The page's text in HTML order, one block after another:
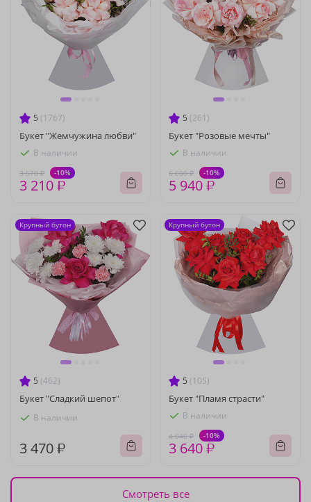
5 (1767)
Букет "Жемчужина любви"
В наличии
3 570 ₽ -10%
3 210 ₽
5 (261)
Букет "Розовые мечты"
В наличии
6 600 ₽ -10%
5 940 ₽
5 (462)
Букет "Сладкий шепот"
В наличии
3 470 ₽
Крупный бутон
5 (105)
Букет "Пламя страсти"
В наличии
4 040 ₽ -10%
3 640 ₽
Крупный бутон
Смотреть все